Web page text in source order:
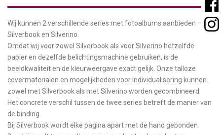
Wij kunnen 2 verschillende series met fotoalbums aanbieden –
Silverbook en Silverino.
Omdat wij voor zowel Silverbook als voor Silverino hetzelfde
papier en dezelfde belichtingsmachine gebruiken, is de
beeldkwaliteit en de kleurweergave exact gelijk. Onze talloze
covermaterialen en mogelijkheden voor individualisering kunnen
zowel met Silverbook als met Silverino worden gecombineerd.
Het concrete verschil tussen de twee series betreft de manier van
de binding.
Bij Silverbook wordt elke pagina apart met de hand gebonden.